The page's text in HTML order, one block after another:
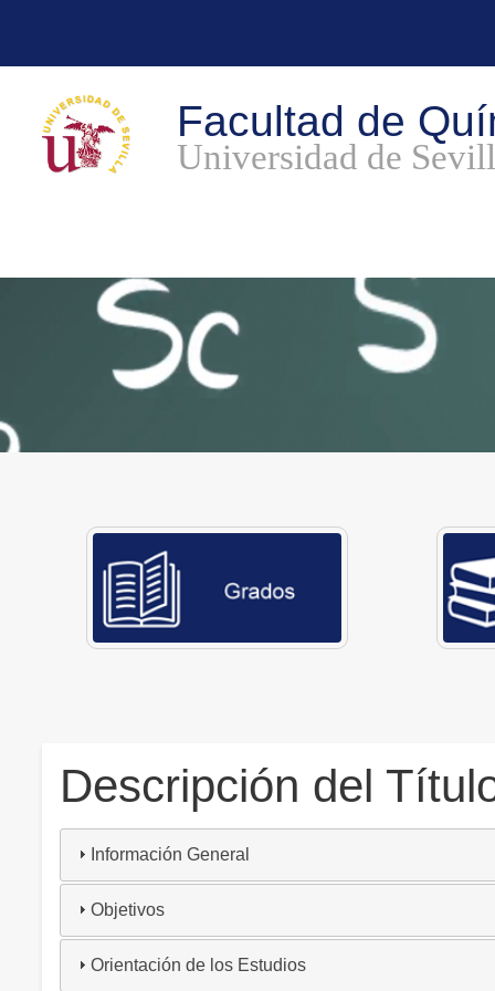
Descripción del
Información General
Objetivos
Orientación de los Estudios